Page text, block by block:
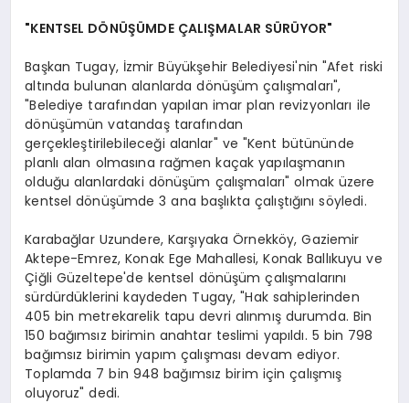
"KENTSEL DÖNÜŞÜMDE ÇALIŞMALAR SÜRÜYOR"
Başkan Tugay, İzmir Büyükşehir Belediyesi'nin "Afet riski
altında bulunan alanlarda dönüşüm çalışmaları",
"Belediye tarafından yapılan imar plan revizyonları ile
dönüşümün vatandaş tarafından
gerçekleştirilebileceği alanlar" ve "Kent bütününde
planlı alan olmasına rağmen kaçak yapılaşmanın
olduğu alanlardaki dönüşüm çalışmaları" olmak üzere
kentsel dönüşümde 3 ana başlıkta çalıştığını söyledi.
Karabağlar Uzundere, Karşıyaka Örnekköy, Gaziemir
Aktepe-Emrez, Konak Ege Mahallesi, Konak Ballıkuyu ve
Çiğli Güzeltepe'de kentsel dönüşüm çalışmalarını
sürdürdüklerini kaydeden Tugay, "Hak sahiplerinden
405 bin metrekarelik tapu devri alınmış durumda. Bin
150 bağımsız birimin anahtar teslimi yapıldı. 5 bin 798
bağımsız birimin yapım çalışması devam ediyor.
Toplamda 7 bin 948 bağımsız birim için çalışmış
oluyoruz" dedi.